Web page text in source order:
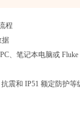
程
据
、笔记本电脑或
震和 IP51 额定防护等